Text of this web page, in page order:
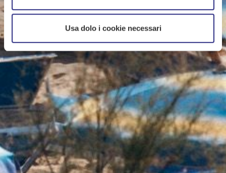
Usa dolo i cookie necessari